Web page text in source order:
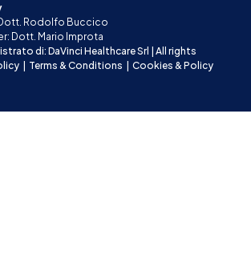
Rodolfo Buccico
Dott. Mario Improta
di: DaVinci Healthcare Srl | All rights
| Terms & Conditions | Cookies & Policy